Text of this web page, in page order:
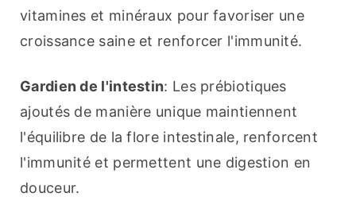
vitamines et minéraux pour favoriser une
croissance saine et renforcer l'immunité.
Gardien de l'intestin: Les prébiotiques
ajoutés de manière unique maintiennent
l'équilibre de la flore intestinale, renforcent
l'immunité et permettent une digestion en
douceur.